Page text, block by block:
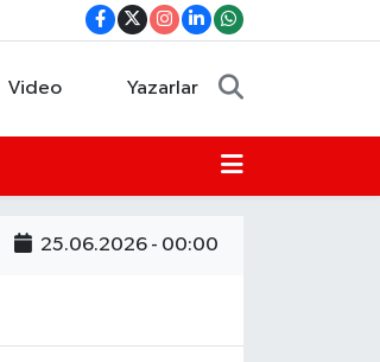
Video Yazarlar
25.06.2026 - 00:00